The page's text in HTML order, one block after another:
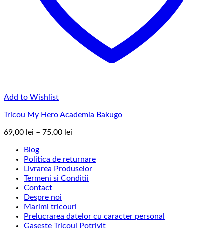
Add to Wishlist
Tricou My Hero Academia Bakugo
69,00 lei – 75,00 lei
69,00 lei
până
la
Blog
Politica de returnare
Livrarea Produselor
Termeni si Conditii
Contact
Despre noi
Marimi tricouri
Prelucrarea datelor cu caracter personal
Gaseste Tricoul Potrivit